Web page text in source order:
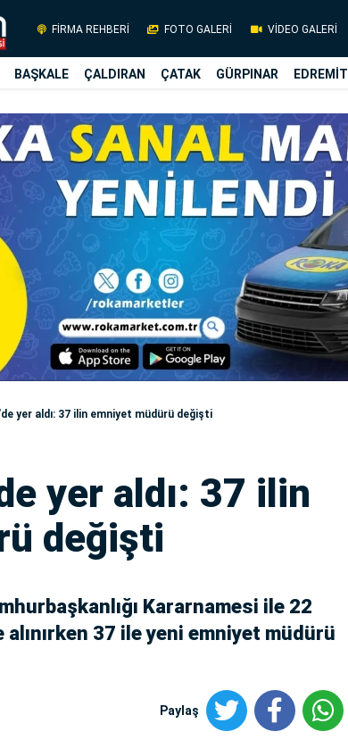
FİRMA REHBERİ FOTO GALERİ VİDEO GALERİ
BAŞKALE ÇALDIRAN ÇATAK GÜRPINAR EDREMİT
yer aldı: 37 ilin emniyet müdürü değişti
yer aldı: 37 ilin
değişti
Kararnamesi ile 22
37 ile yeni emniyet müdürü
Paylaş